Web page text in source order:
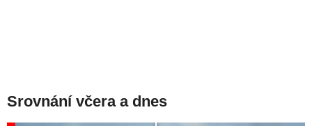
Srovnání včera a dnes